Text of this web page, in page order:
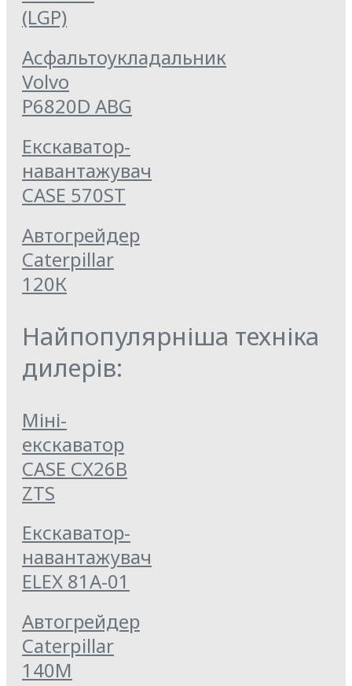
(LGP)
Асфальтоукладальник
Volvo
P6820D ABG
Екскаватор-
навантажувач
CASE 570ST
Автогрейдер
Caterpillar
120К
Найпопулярніша техніка
дилерів:
Міні-
екскаватор
CASE CX26B
ZTS
Екскаватор-
навантажувач
ELEX 81А-01
Автогрейдер
Caterpillar
140M